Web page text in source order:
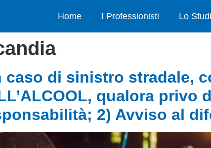
Home I Professionisti Lo
caso di sinistro stradale,
qualora privo
2) Avviso al